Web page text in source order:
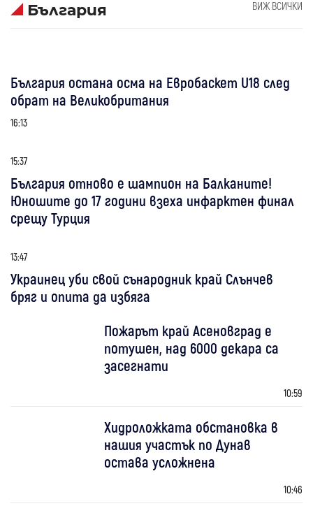
България ВИЖ ВСИЧКИ
България остана осма на Евробаскет U18 след
обрат на Великобритания
16:13
15:37
България отново е шампион на Балканите!
Юношите до 17 години взеха инфарктен финал
срещу Турция
13:47
Украинец уби свой сънародник край Слънчев
бряг и опита да избяга
Пожарът край Асеновград е
потушен, над 6000 декара са
засегнати
10:59
Хидроложката обстановка в
нашия участък по Дунав
остава усложнена
10:46